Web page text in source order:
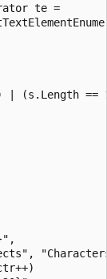
te =
| (s.Length